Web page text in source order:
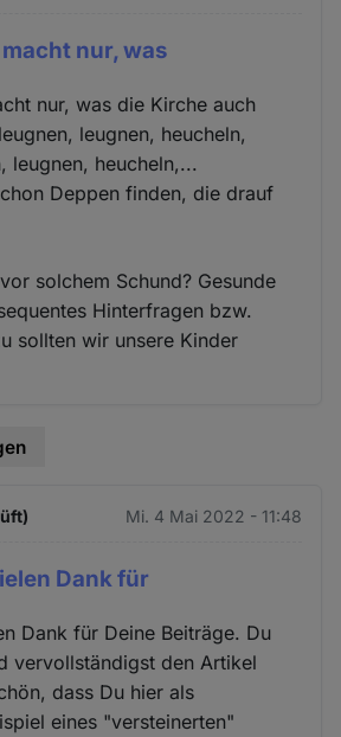
nur, was
nur, was die Kirche auch
leugnen, heucheln,
leugnen, heucheln,...
Deppen finden, die drauf
solchem Schund? Gesunde
Hinterfragen bzw.
sollten wir unsere Kinder
Mi. 4 Mai 2022 - 11:48
Dank für
Dank für Deine Beiträge. Du
vervollständigst den Artikel
dass Du hier als
eines "versteinerten"